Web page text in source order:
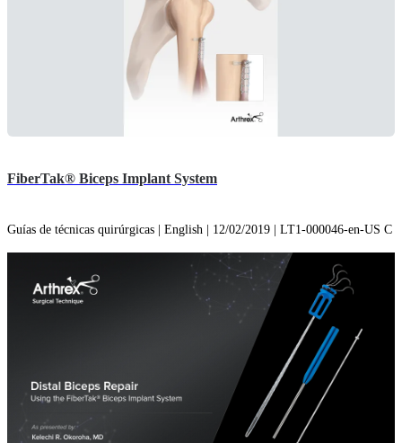
FiberTak® Biceps Implant System
Guías de técnicas quirúrgicas | English | 12/02/2019 | LT1-000046-en-US C